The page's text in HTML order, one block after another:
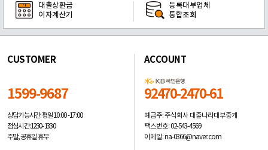
대출상환금
이자계산기
등록대부업체
통합조회
CUSTOMER
1599-9687
상담가능시간: 평일10:00 -17:00
점심시간: 12:30 - 13:30
주말, 공휴일 휴무
ACCOUNT
92470-2470-61
예금주: 주식회사 대출나라대부중개
팩스번호: 02-543-4569
이메일: na-0366@naver.com